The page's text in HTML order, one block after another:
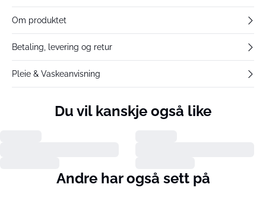
Om produktet
Betaling, levering og retur
Pleie & Vaskeanvisning
Du vil kanskje også like
Andre har også sett på